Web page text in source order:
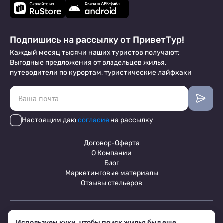
Подпишись на рассылку от ПриветТур!
Каждый месяц тысячи наших туристов получают:
Выгодные предложения от владельцев жилья,
путеводители по курортам, туристические лайфхаки
Настоящим даюсогласие на рассылку
Договор-Оферта
О Компании
Блог
Маркетинговые материалы
Отзывы отельеров